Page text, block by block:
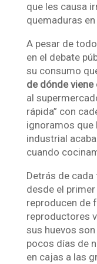
que les causa
quemaduras
A pesar de
en el debate
su consumo
de dónde viene
al
rápida” con
ignoramos
industrial
cuando
Detrás de cada
desde el
reproducen de
reproductores
sus huevos
pocos días de
en cajas a las